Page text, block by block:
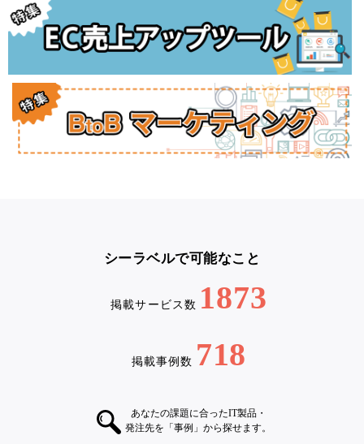
シーラベルで可能なこと
掲載サービス数 1873
掲載事例数 718
あなたの課題に合ったIT製品・
発注先を「事例」から探せます。